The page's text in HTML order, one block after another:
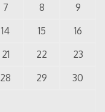
7 8
9
14 15
16
21 22
23
28 29
30